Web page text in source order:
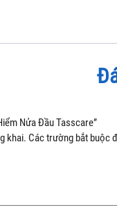
Nửa Đầu Tasscare”
khai. Các trường bắt buộc